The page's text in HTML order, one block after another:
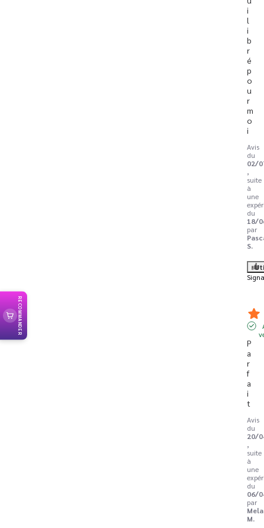
i
l
i
b
r
é
p
o
u
r
m
o
i
Avis
du
02/
,
suite
à
une
du
18/
par
S.
P
a
r
f
a
i
t
Avis
du
20/
,
suite
à
une
du
06/
par
M.
RECOMMANDER